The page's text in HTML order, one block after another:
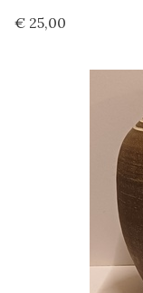
€ 25,00